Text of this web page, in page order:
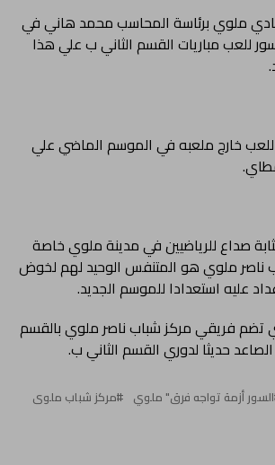
ملوي برئاسة المحاسب محمد هاني في
للعب مباريات القسم الثاني ب علي هذا
خارج ملعبه في الموسم الماضي علي
صداع للرياضيين في مدينة ملوي خاصة
ناصر ملوي هو المتنفس الوحيد لهم لخوض
عليه استعدادا للموسم الجديد.
تضم فريقي مركز شباب ناصر ملوي بالقسم
حديثا لدوري القسم الثاني ب.
السور أزمة تواجه فرق" ملوي مركز شباب ملوى